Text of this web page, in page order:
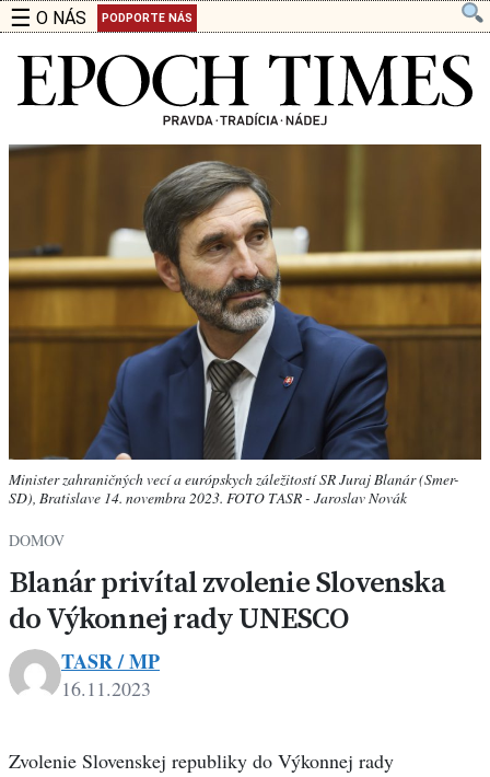
☰ O NÁS PODPORTE NÁS
Minister zahraničných vecí a európskych záležitostí SR Juraj Blanár (Smer-
SD), Bratislave 14. novembra 2023. FOTO TASR - Jaroslav Novák
DOMOV
Blanár privítal zvolenie Slovenska
do Výkonnej rady UNESCO
TASR / MP
16.11.2023
Zvolenie Slovenskej republiky do Výkonnej rady